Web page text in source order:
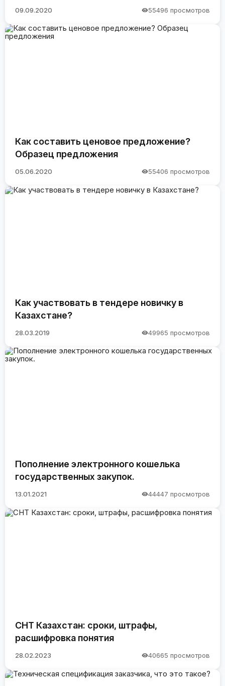
09.09.2020 55496 просмотров
Как составить ценовое предложение?
Образец предложения
05.06.2020 55406 просмотров
Как участвовать в тендере новичку в
Казахстане?
28.03.2019 49965 просмотров
Пополнение электронного кошелька
государственных закупок.
13.01.2021 44447 просмотров
СНТ Казахстан: сроки, штрафы,
расшифровка понятия
28.02.2023 40665 просмотров